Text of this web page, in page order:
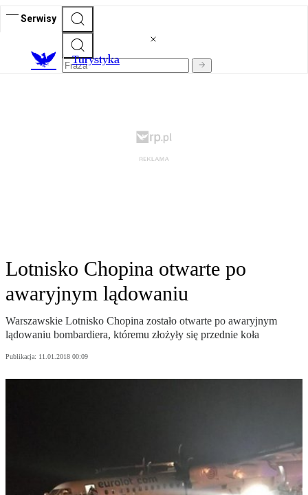
Serwisy
Turystyka
Lotnisko Chopina otwarte po
awaryjnym lądowaniu
Warszawskie Lotnisko Chopina zostało otwarte po awaryjnym
lądowaniu bombardiera, któremu złożyły się przednie koła
Publikacja: 11.01.2018 00:09